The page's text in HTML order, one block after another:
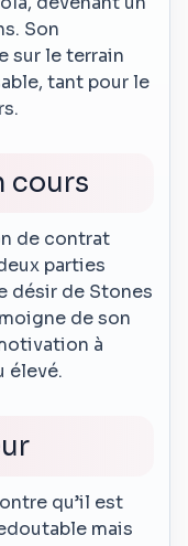
Son
sur le terrain
tant pour le
cours
de contrat
parties
désir de Stones
de son
à
élevé.
qu’il est
mais